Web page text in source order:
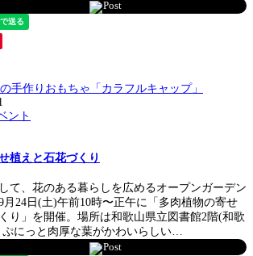
Post
ント
植えと石花づくり
て、花のある暮らしを広めるオープンガーデン
月24日(土)午前10時〜正午に「多肉植物の寄せ
り」を開催。場所は和歌山県立図書館2階(和歌
ぷにっと肉厚な葉がかわいらしい…
Post